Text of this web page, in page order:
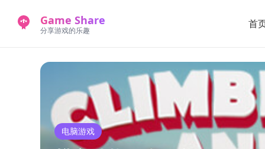
Game Share
分享游戏的乐趣
首
电脑游戏